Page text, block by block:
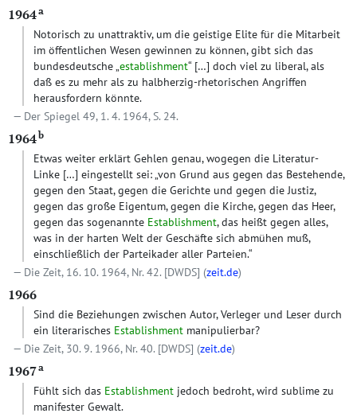
1964a
Notorisch zu unattraktiv, um die geistige Elite für die Mitarbeit
im öffentlichen Wesen gewinnen zu können, gibt sich das
bundesdeutsche „establishment“ […] doch viel zu liberal, als
daß es zu mehr als zu halbherzig-rhetorischen Angriffen
herausfordern könnte.
Der Spiegel 49, 1. 4. 1964, S. 24.
1964b
Etwas weiter erklärt Gehlen genau, wogegen die Literatur-
Linke […] eingestellt sei: „von Grund aus gegen das Bestehende,
gegen den Staat, gegen die Gerichte und gegen die Justiz,
gegen das große Eigentum, gegen die Kirche, gegen das Heer,
gegen das sogenannte Establishment, das heißt gegen alles,
was in der harten Welt der Geschäfte sich abmühen muß,
einschließlich der Parteikader aller Parteien.“
Die Zeit, 16. 10. 1964, Nr. 42. [DWDS] (zeit.de)
1966
Sind die Beziehungen zwischen Autor, Verleger und Leser durch
ein literarisches Establishment manipulierbar?
Die Zeit, 30. 9. 1966, Nr. 40. [DWDS] (zeit.de)
1967a
Fühlt sich das Establishment jedoch bedroht, wird sublime zu
manifester Gewalt.